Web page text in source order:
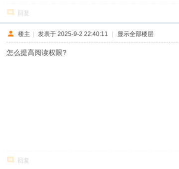
回复
楼主 | 发表于 2025-9-2 22:40:11 | 显示全部楼层
怎么提高阅读权限?
回复